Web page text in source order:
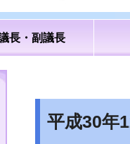
長・副議長
平成30年